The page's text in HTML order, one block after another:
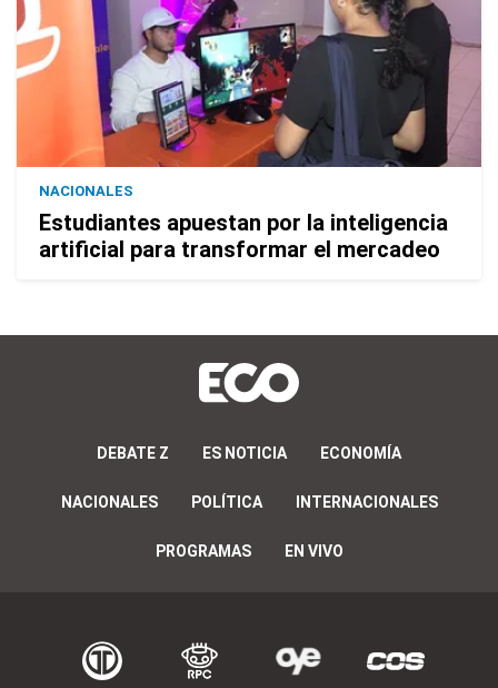
NACIONALES
Estudiantes apuestan por la inteligencia
artificial para transformar el mercadeo
DEBATE Z ES NOTICIA ECONOMÍA
NACIONALES POLÍTICA INTERNACIONALES
PROGRAMAS EN VIVO